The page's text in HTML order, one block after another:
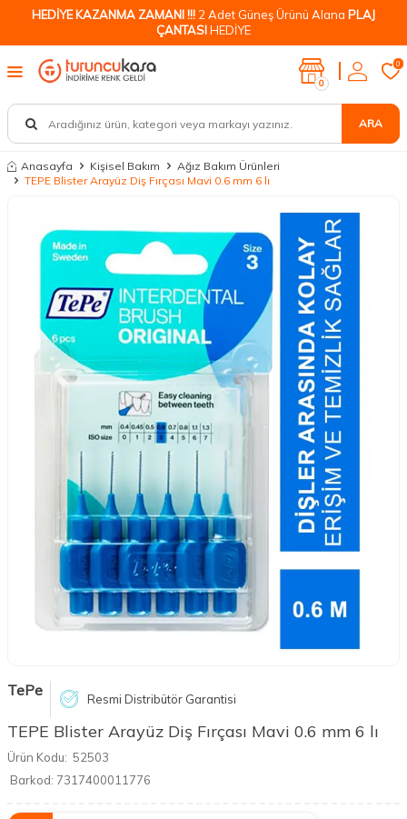
HEDİYE KAZANMA ZAMANI !!! 2 Adet Güneş Ürünü Alana PLAJ
ÇANTASIHEDİYE
ARA
0
0
Anasayfa Kişisel Bakım
Ağız Bakım Ürünleri
TEPE Blister Arayüz Diş Fırçası Mavi 0.6 mm 6 lı
TePe Resmi Distribütör Garantisi
TEPE Blister Arayüz Diş Fırçası Mavi 0.6 mm 6 lı
Ürün Kodu: 52503
Barkod: 7317400011776